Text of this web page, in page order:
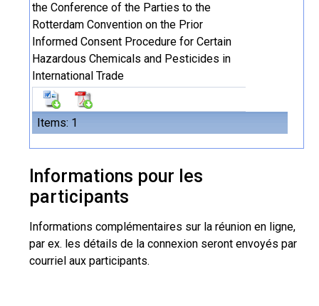
Items: 1
the Conference of the Parties to the
Rotterdam Convention on the Prior
Informed Consent Procedure for Certain
Hazardous Chemicals and Pesticides in
International Trade
Informations pour les
participants
Informations complémentaires sur la réunion en ligne,
par ex. les détails de la connexion seront envoyés par
courriel aux participants.